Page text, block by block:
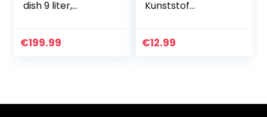
dish 9 liter,
onderstel, Buffet
€199.99
Kunststof
Herbruikbare,
€12.99